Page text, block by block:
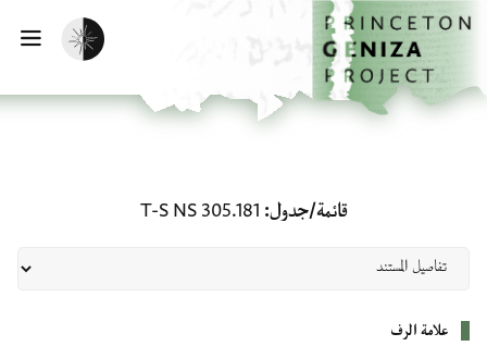
إلى المحتوى الرئيسي
الرئيسية
تفعيل الوضع المظلم
قائمة/جدول T-S NS 305.181
علامة الرف